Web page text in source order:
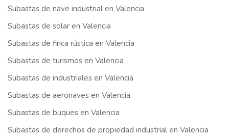
Subastas de nave industrial en Valencia
Subastas de solar en Valencia
Subastas de finca rústica en Valencia
Subastas de turismos en Valencia
Subastas de industriales en Valencia
Subastas de aeronaves en Valencia
Subastas de buques en Valencia
Subastas de derechos de propiedad industrial en Valencia